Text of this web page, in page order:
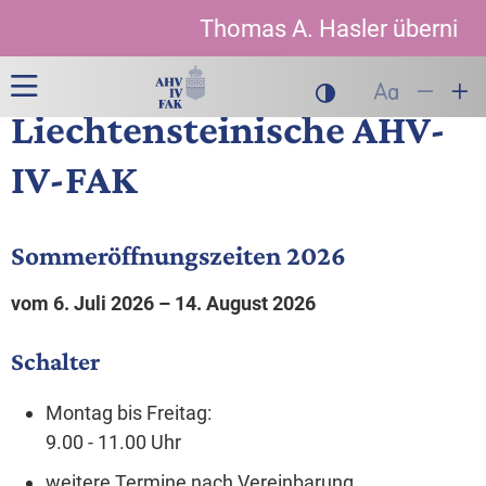
Thomas A. Hasler
Hauptnavigation Dunklen Modus
Schrift auf
Schrift
Liechtensteinische AHV-
IV-FAK
Sommeröffnungszeiten 2026
vom 6. Juli 2026 – 14. August 2026
Schalter
Montag bis Freitag:
9.00 - 11.00 Uhr